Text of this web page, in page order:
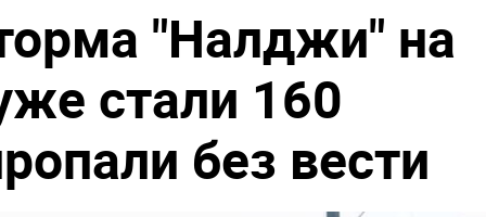
"Налджи" на
стали 160
без вести